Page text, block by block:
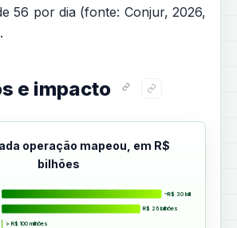
56 por dia (fonte: Conjur, 2026,
e impacto
operação mapeou, em R$
bilhões
~R$ 30 bilhões
R$ 26 bilhões
> R$ 100 milhões